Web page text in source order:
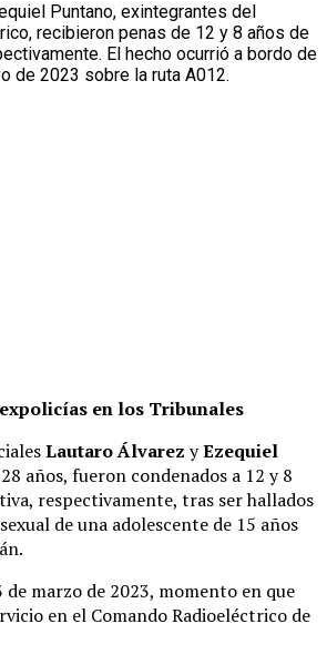
Puntano, exintegrantes del
recibieron penas de 12 y 8 años de
El hecho ocurrió a bordo de
de 2023 sobre la ruta A012.
en los Tribunales
Lautaro Álvarez yEzequiel
años, fueron condenados a 12 y 8
respectivamente, tras ser hallados
de una adolescente de 15 años
marzo de 2023, momento en que
en el Comando Radioeléctrico de